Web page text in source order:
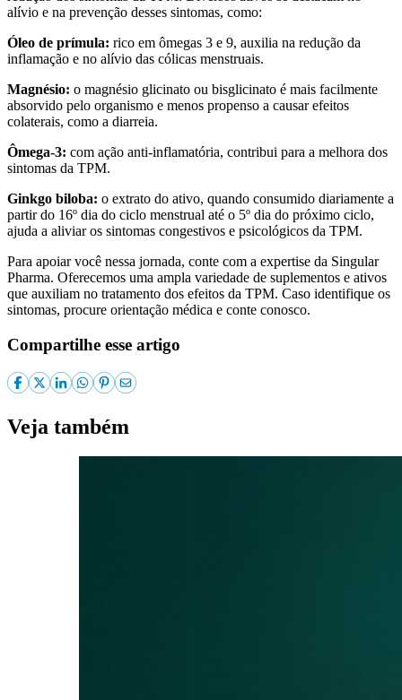
alívio e na prevenção desses sintomas, como:
Óleo de prímula: rico em ômegas 3 e 9, auxilia na redução da
inflamação e no alívio das cólicas menstruais.
Magnésio: o magnésio glicinato ou bisglicinato é mais facilmente
absorvido pelo organismo e menos propenso a causar efeitos
colaterais, como a diarreia.
Ômega-3: com ação anti-inflamatória, contribui para a melhora dos
sintomas da TPM.
Ginkgo biloba: o extrato do ativo, quando consumido diariamente a
partir do 16º dia do ciclo menstrual até o 5º dia do próximo ciclo,
ajuda a aliviar os sintomas congestivos e psicológicos da TPM.
Para apoiar você nessa jornada, conte com a expertise da Singular
Pharma. Oferecemos uma ampla variedade de suplementos e ativos
que auxiliam no tratamento dos efeitos da TPM. Caso identifique os
sintomas, procure orientação médica e conte conosco.
Compartilhe esse artigo
Veja também